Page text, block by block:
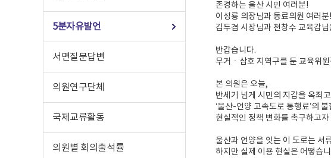
5분자유발언
서면질문답변
의원연구단체
국제교류활동
의원별 회의출석률
존경하는 울산 시민 여러분!
이성룡 의장님과 동료의원 여러분!
김두겸 시장님과 천창수 교육감
반갑습니다.
무거ㆍ삼호 지역구를 둔 교육위
본 의원은 오늘,
반세기 넘게 시민의 지갑을 옥죄
‘울산-언양 고속도로 통행료’의
현실적인 정책 변화를 촉구하고
울산과 언양을 잇는 이 도로는 서
하지만 실제 이용 현실은 어떻습